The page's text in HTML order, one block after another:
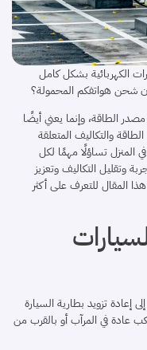
الكهربائية بشكل كامل
شحن هواتفكم المحمولة؟
مصدر الطاقة، وإنما يعني أيضًا
والتكاليف المتعلقة
المنزل تساؤلًا مهمًا لكل
وتقليل التكاليف وتعزيز
2030. تابعوا معنا هذا المقال للتعرف على أكثر
إعادة تزويد بطارية السيارة
عادة في المرآب أو بالقرب من